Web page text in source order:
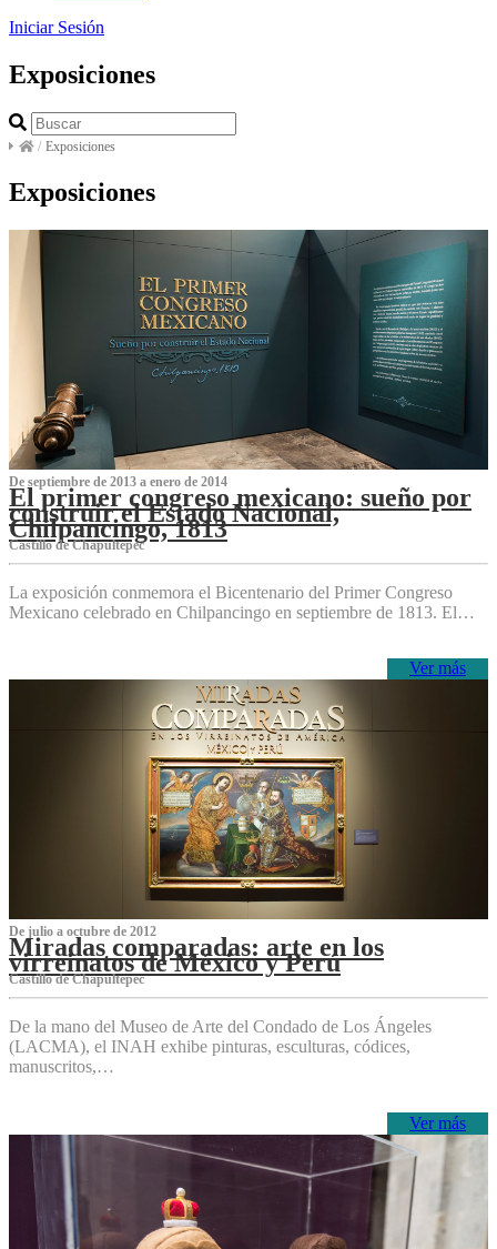
Iniciar Sesión
Exposiciones
/ Exposiciones
Exposiciones
De septiembre de 2013 a enero de 2014
El primer congreso mexicano: sueño por
construir el Estado Nacional,
Chilpancingo, 1813
Castillo de Chapultepec
La exposición conmemora el Bicentenario del Primer Congreso
Mexicano celebrado en Chilpancingo en septiembre de 1813. El…
Ver más
De julio a octubre de 2012
Miradas comparadas: arte en los
virreinatos de México y Perú
Castillo de Chapultepec
De la mano del Museo de Arte del Condado de Los Ángeles
(LACMA), el INAH exhibe pinturas, esculturas, códices,
manuscritos,…
Ver más